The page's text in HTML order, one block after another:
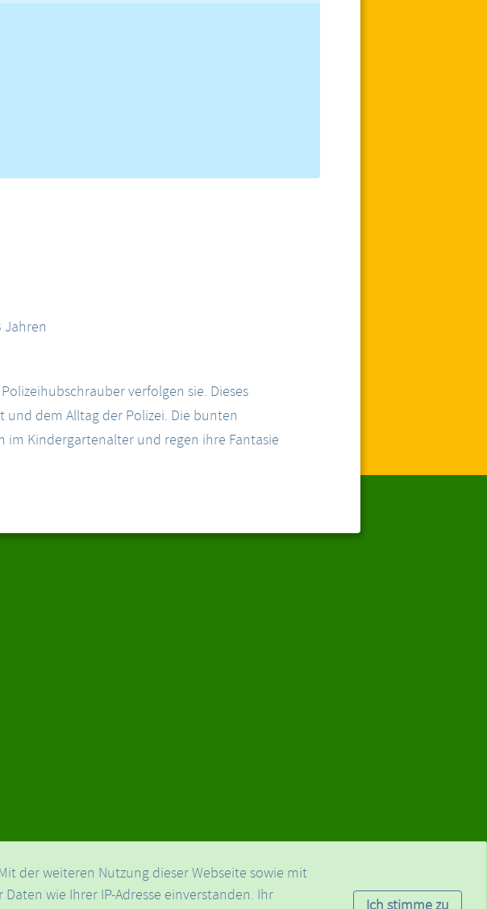
Jahren
verfolgen sie. Dieses
dem Alltag der Polizei. Die bunten
im Kindergartenalter und regen ihre Fantasie
der weiteren Nutzung dieser Webseite sowie mit
wie Ihrer IP-Adresse einverstanden. Ihr